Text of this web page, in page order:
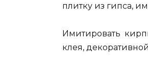
плитку из гипса,
Имитировать
клея,